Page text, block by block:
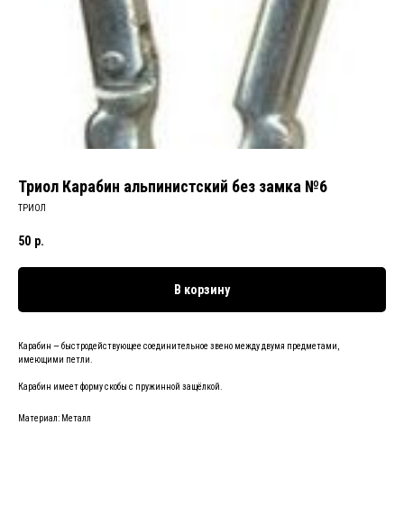
Триол Карабин альпинистский без замка №6
ТРИОЛ
50 р.
В корзину
Карабин — быстродействующее соединительное звено между двумя предметами,
имеющими петли.
Карабин имеет форму скобы с пружинной защёлкой.
Материал: Металл